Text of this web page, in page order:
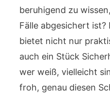
beruhigend zu
Fälle abgesichert ist?
bietet nicht nur
auch ein Stück
wer weiß, vielleicht
froh, genau diesen